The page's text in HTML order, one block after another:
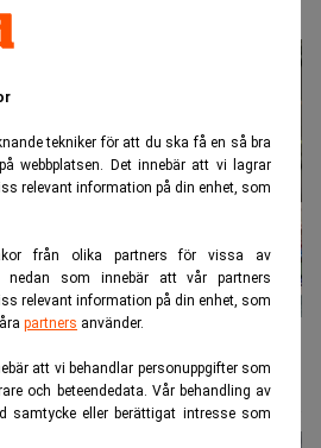
tekniker för att du ska få en så bra
webbplatsen. Det innebär att vi lagrar
relevant information på din enhet, som
från olika partners för vissa av
nedan som innebär att vår partners
relevant information på din enhet, som
partners använder.
att vi behandlar personuppgifter som
och beteendedata. Vår behandling av
samtycke eller berättigat intresse som